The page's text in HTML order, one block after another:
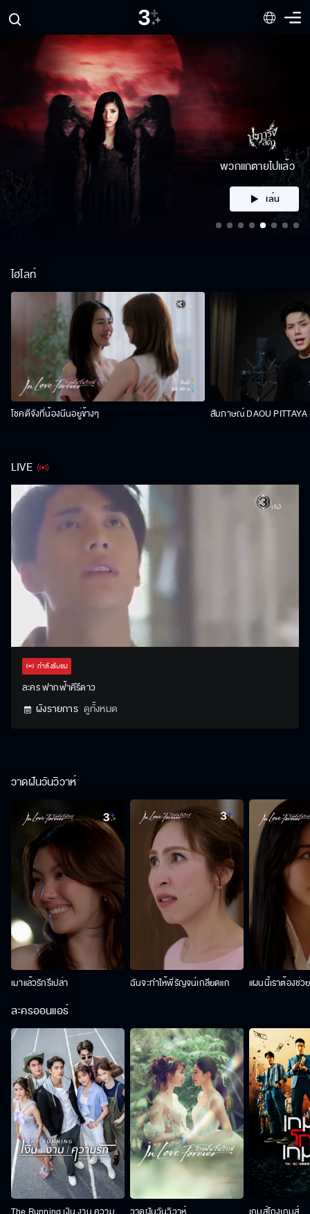
คลิก
ไฮไลท์
โชคดีจังที่น้องนีนอยู่ข้างๆ สัมภาษณ์ DAOU PITTAYA
LIVE
Settings
กำลังรับชม
ละคร ฟากฟ้าคีรีดาว
ผังรายการ ดูทั้งหมด
วาดฝันวันวิวาห์
เมาแล้วรักรึเปล่า ฉันจะทำให้พี่รัญจน์เกลียดแก แผนนี้เราต้องช่ว
ละครออนแอร์